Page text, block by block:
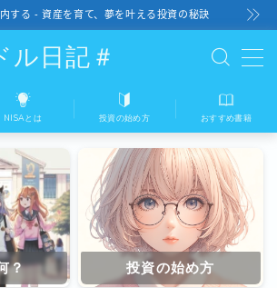
する - 資産を育て、夢を叶える投資の秘訣
ル日記＃
NISAとは 投資の始め方 おすすめ書籍
？ 投資の始め方